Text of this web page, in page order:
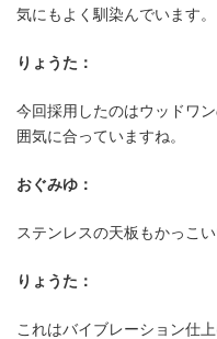
ダイニングテ
気にもよく馴染んでいます。
りょうた：
今回採用したのはウッドワ
囲気に合っていますね。
おぐみゆ：
ステンレスの天板もかっこい
りょうた：
これはバイブレーション仕